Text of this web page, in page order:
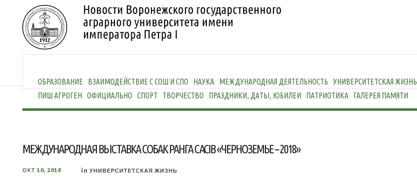
ОБРАЗОВАНИЕ ВЗАИМОДЕЙСТВИЕ С СОШ И СПО НАУКА МЕЖДУНАРОДНАЯ ДЕЯТЕЛЬНОСТЬ УНИВЕРСИТЕТСКАЯ ЖИЗНЬ
ПИШ АГРОГЕН ОФИЦИАЛЬНО СПОРТ ТВОРЧЕСТВО ПРАЗДНИКИ, ДАТЫ, ЮБИЛЕИ ПАТРИОТИКА ГАЛЕРЕЯ ПАМЯТИ
МЕЖДУНАРОДНАЯ ВЫСТАВКА СОБАК РАНГА CACIB «ЧЕРНОЗЕМЬЕ – 2018»
ОКТ 10, 2018 in УНИВЕРСИТЕТСКАЯ ЖИЗНЬ